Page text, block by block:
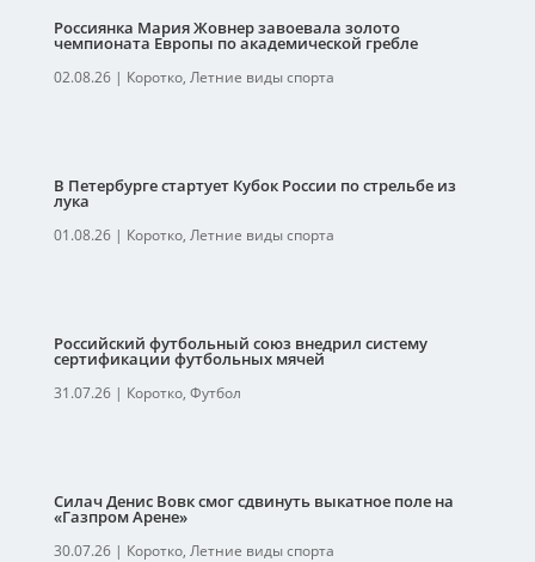
Россиянка Мария Жовнер завоевала золото
чемпионата Европы по академической гребле
02.08.26| Коротко, Летние виды спорта
В Петербурге стартует Кубок России по стрельбе из
лука
01.08.26| Коротко, Летние виды спорта
Российский футбольный союз внедрил систему
сертификации футбольных мячей
31.07.26| Коротко, Футбол
Силач Денис Вовк смог сдвинуть выкатное поле на
«Газпром Арене»
30.07.26| Коротко, Летние виды спорта